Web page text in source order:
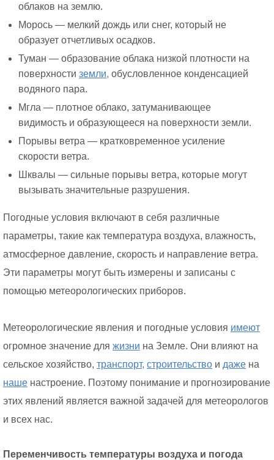
облаков на землю.
Морось — мелкий дождь или снег, который не
образует отчетливых осадков.
Туман — образование облака низкой плотности на
поверхности земли, обусловленное конденсацией
водяного пара.
Мгла — плотное облако, затуманивающее
видимость и образующееся на поверхности земли.
Порывы ветра — кратковременное усиление
скорости ветра.
Шквалы — сильные порывы ветра, которые могут
вызывать значительные разрушения.
Погодные условия включают в себя различные
параметры, такие как температура воздуха, влажность,
атмосферное давление, скорость и направление ветра.
Эти параметры могут быть измерены и записаны с
помощью метеорологических приборов.
Метеорологические явления и погодные условия имеют
огромное значение для жизни на Земле. Они влияют на
сельское хозяйство, транспорт, строительство и даже на
наше настроение. Поэтому понимание и прогнозирование
этих явлений является важной задачей для метеорологов
и всех нас.
Переменчивость температуры воздуха и погода